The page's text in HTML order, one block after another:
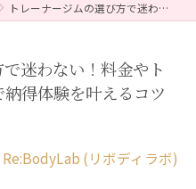
トレーナージムの選び方で迷わない！料金やトレーナーや通いやすさで納得体験を叶えるコツ
迷わない！料金やト
得体験を叶えるコツ
(リボディラボ)